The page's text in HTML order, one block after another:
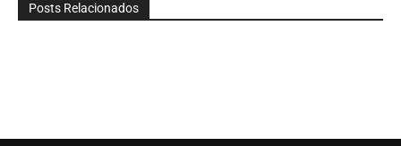
Posts Relacionados